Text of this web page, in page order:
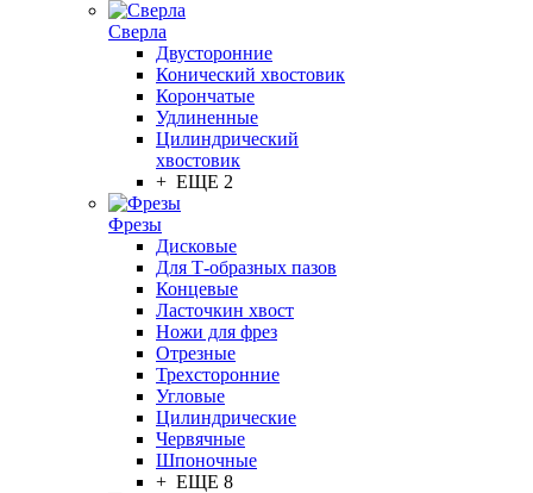
Сверла
Двусторонние
Конический хвостовик
Корончатые
Удлиненные
Цилиндрический
хвостовик
+ ЕЩЕ 2
Фрезы
Дисковые
Для Т-образных пазов
Концевые
Ласточкин хвост
Ножи для фрез
Отрезные
Трехсторонние
Угловые
Цилиндрические
Червячные
Шпоночные
+ ЕЩЕ 8